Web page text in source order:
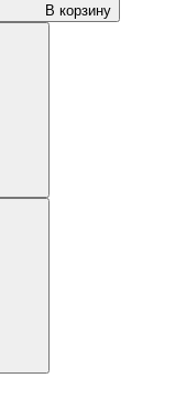
В корзину